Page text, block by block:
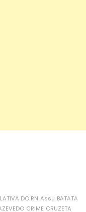
DO RN Assu BATATA
CRIME CRUZETA